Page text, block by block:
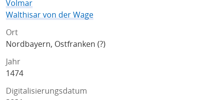
Volmar
Walthisar von der Wage
Ort
Nordbayern, Ostfranken (?)
Jahr
1474
Digitalisierungsdatum